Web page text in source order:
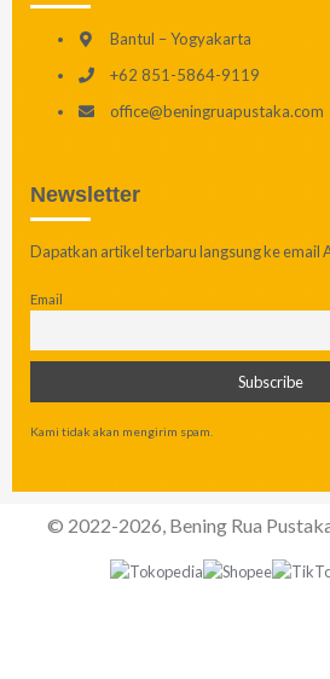
Bantul – Yogyakarta
+62 851-5864-9119
office@beningruapustaka.com
Newsletter
Dapatkan artikel terbaru langsung ke email
Email
Kami tidak akan mengirim spam.
© 2022-2026, Bening Rua